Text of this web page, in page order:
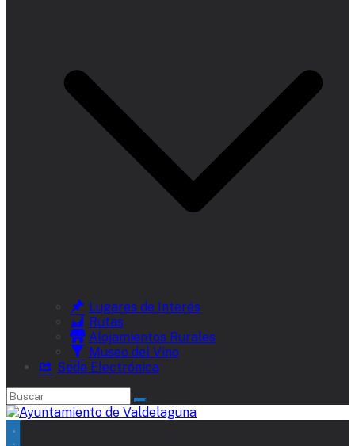
Lugares de Interés
Rutas
Alojamientos Rurales
Museo del Vino
Sede Electrónica